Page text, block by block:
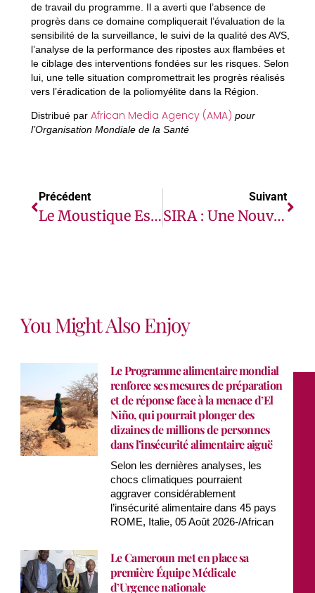
de travail du programme. Il a averti que l’absence de
progrès dans ce domaine compliquerait l’évaluation de la
sensibilité de la surveillance, le suivi de la qualité des AVS,
l’analyse de la performance des ripostes aux flambées et
le ciblage des interventions fondées sur les risques. Selon
lui, une telle situation compromettrait les progrès réalisés
vers l’éradication de la poliomyélite dans la Région.
Distribué par African Media Agency (AMA) pour
l’Organisation Mondiale de la Santé
Précédent
Le Moustique Est L’un Des Insectes Les Plus Étudiés Au Monde. Voici Pourquoi.
Suivant
SIRA : Une Nouvelle Initiative Régionale Pour Doter Les Jeunes De Compétences Et D’emplois À Cabo Verde, En Côte D’Ivoire Et En Guinée
You Might Also Enjoy
Le Programme alimentaire mondial
renforce ses mesures de préparation
et de réponse face à la menace d’El
Niño, qui pourrait plonger des
dizaines de millions de personnes
dans l’insécurité alimentaire aiguë
Selon les dernières analyses, les
chocs climatiques pourraient
aggraver considérablement
l’insécurité alimentaire dans 45 pays
ROME, Italie, 05 Août 2026-/African
Le Cameroun met en place sa
première Équipe Médicale
d’Urgence nationale